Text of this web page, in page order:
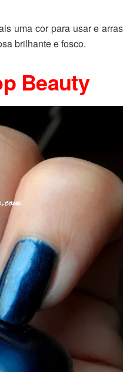
uma cor para usar e
brilhante e fosco.
Beauty